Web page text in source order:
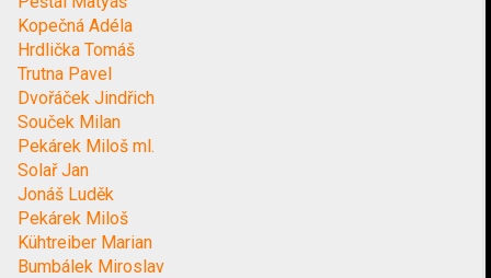
Kopečná Adéla
Hrdlička Tomáš
Trutna Pavel
Dvořáček Jindřich
Souček Milan
Pekárek Miloš ml.
Solař Jan
Jonáš Luděk
Pekárek Miloš
Kühtreiber Marian
Bumbálek Miroslav